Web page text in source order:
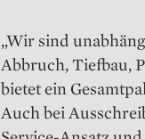
„Wir sind
Abbruch, Tiefbau,
bietet ein
Auch bei